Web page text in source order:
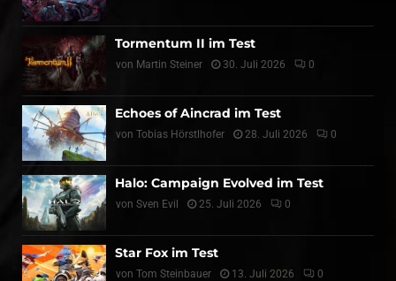
Tormentum II im Test
von Martin Steiner 30. Juli 2026 0
Echoes of Aincrad im Test
von Tobias Hörstlhofer 28. Juli 2026 0
Halo: Campaign Evolved im Test
von Sven Evil 25. Juli 2026 0
Star Fox im Test
von Tom Steinbauer 13. Juli 2026 0